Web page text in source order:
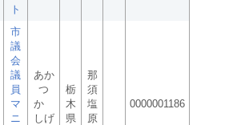
ト
市
議
会
議
員
マ
ニ
あか
つ
か
しげ
栃
木
県
那
須
塩
原
0000001186